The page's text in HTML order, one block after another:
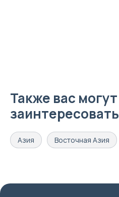
Также вас могут
заинтересовать
Азия Восточная Азия